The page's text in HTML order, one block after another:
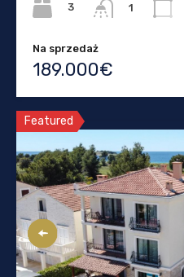
3
1
Na sprzedaż
189.000€
Featured